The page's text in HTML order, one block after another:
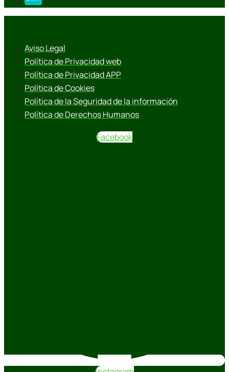
Aviso Legal
Política de Privacidad web
Política de Privacidad APP
Política de Cookies
Política de la Seguridad de la información
Política de Derechos Humanos
Facebook